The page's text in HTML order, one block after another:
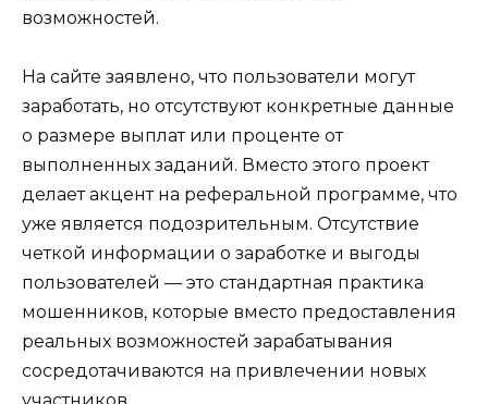
возможностей.
На сайте заявлено, что пользователи могут
заработать, но отсутствуют конкретные данные
о размере выплат или проценте от
выполненных заданий. Вместо этого проект
делает акцент на реферальной программе, что
уже является подозрительным. Отсутствие
четкой информации о заработке и выгоды
пользователей — это стандартная практика
мошенников, которые вместо предоставления
реальных возможностей зарабатывания
сосредотачиваются на привлечении новых